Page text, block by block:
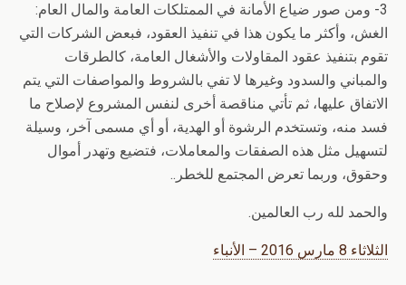
3- ومن صور ضياع الأمانة في الممتلكات العامة والمال العام:
الغش، وأكثر ما يكون هذا في تنفيذ العقود، فبعض الشركات التي
تقوم بتنفيذ عقود المقاولات والأشغال العامة، كالطرقات
والمباني والسدود وغيرها لا تفي بالشروط والمواصفات التي يتم
الاتفاق عليها، ثم تأتي مناقصة أخرى لنفس المشروع لإصلاح ما
فسد منه، وتستخدم الرشوة أو الهدية، أو أي مسمى آخر، وسيلة
لتسهيل مثل هذه الصفقات والمعاملات، فتضيع وتهدر أموال
وحقوق، وربما تعرض المجتمع للخطر..
والحمد لله رب العالمين.
الثلاثاء 8 مارس 2016 – الأنباء